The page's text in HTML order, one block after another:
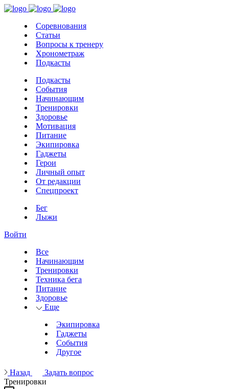
Соревнования
Статьи
Вопросы к тренеру
Хронометраж
Подкасты
Подкасты
События
Начинающим
Тренировки
Здоровье
Мотивация
Питание
Экипировка
Гаджеты
Герои
Личный опыт
От редакции
Спецпроект
Бег
Лыжи
Войти
Все
Начинающим
Тренировки
Техника бега
Питание
Здоровье
Еще
Экипировка
Гаджеты
События
Другое
Назад
Задать вопрос
Тренировки